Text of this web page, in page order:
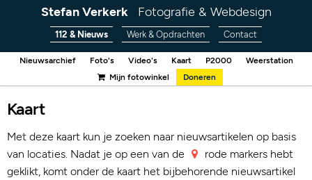
Stefan Verkerk Fotografie & Webdesign
112 & Nieuws Werk & Opdrachten Contact
Nieuwsarchief Foto's Video's Kaart P2000
Weerstation
Mijn fotowinkel
Doneren
Kaart
Met deze kaart kun je zoeken naar nieuwsartikelen op basis
van locaties. Nadat je op een van de
rode markers hebt
geklikt, komt onder de kaart het bijbehorende nieuwsartikel